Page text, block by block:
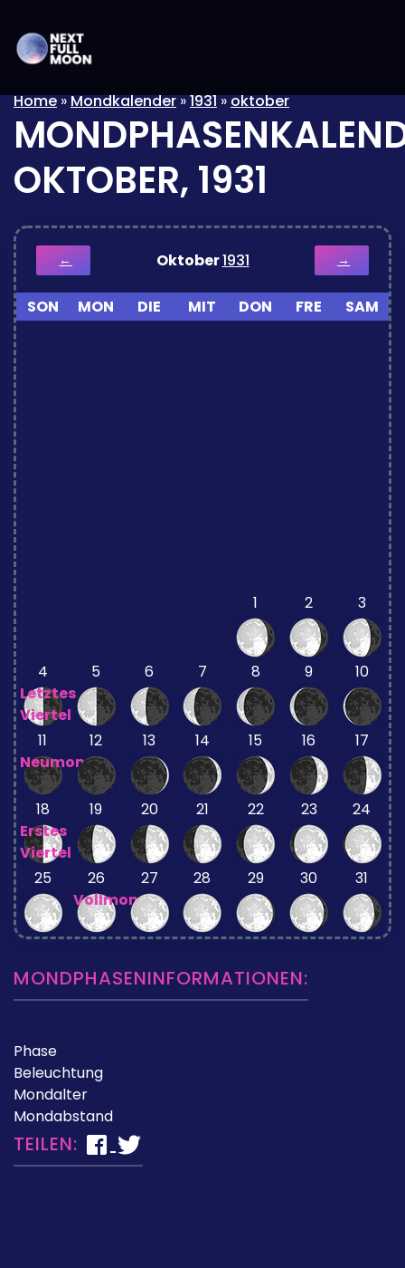
Home»Mondkalender»1931»oktober
OKTOBER, 1931
← Oktober1931 →
SON MON DIE MIT DON FRE SAM
1 2 3
4
Letztes
Viertel
5 6 7 8 9 10
11
Neumond
12 13 14 15 16 17
18
Erstes
Viertel
19 20 21 22 23 24
25
26
Vollmond
27 28 29 30 31
MONDPHASENINFORMATIONEN:
Phase
Beleuchtung
Mondalter
Mondabstand
TEILEN: